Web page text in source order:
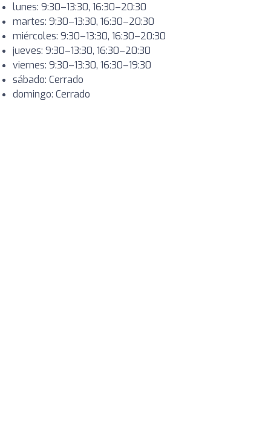
lunes: 9:30–13:30, 16:30–20:30
martes: 9:30–13:30, 16:30–20:30
miércoles: 9:30–13:30, 16:30–20:30
jueves: 9:30–13:30, 16:30–20:30
viernes: 9:30–13:30, 16:30–19:30
sábado: Cerrado
domingo: Cerrado